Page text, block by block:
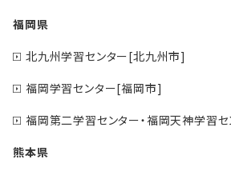
福岡県
北九州学習センター[北九州市]
福岡学習センター[福岡市]
福岡第二学習センター・福岡天神学習
熊本県